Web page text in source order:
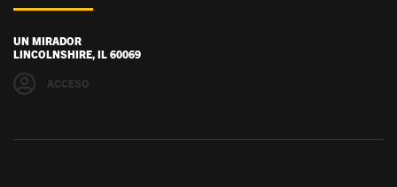
UN MIRADOR
LINCOLNSHIRE, IL 60069
ACCESO